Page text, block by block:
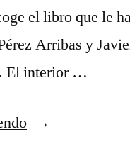
el libro que le
Arribas y
El interior …
«Arte